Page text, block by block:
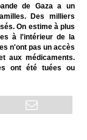
de Gaza a un
Des milliers
On estime à plus
à l'intérieur de la
n'ont pas un accès
aux médicaments.
ont été tuées ou